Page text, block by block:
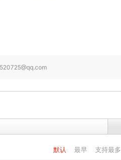
默认 最早 支持最多